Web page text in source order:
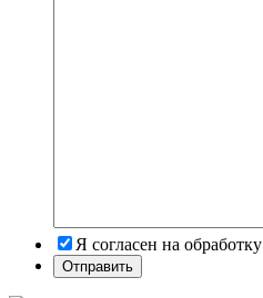
Я согласен на обработку